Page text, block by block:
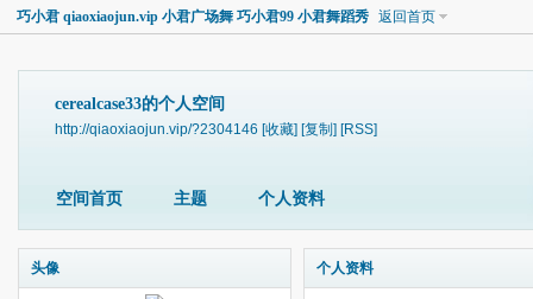
巧小君 qiaoxiaojun.vip 小君广场舞 巧小君99 小君舞蹈秀 返回首页
cerealcase33的个人空间
http://qiaoxiaojun.vip/?2304146 [收藏] [复制] [RSS]
空间首页 主题 个人资料
头像 个人资料